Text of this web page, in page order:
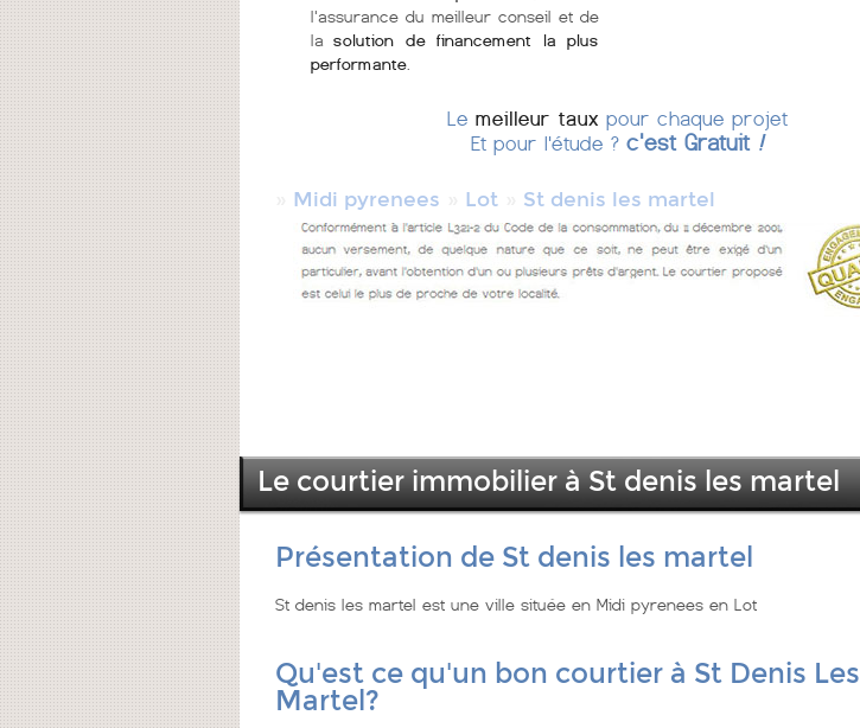
l'assurance du meilleur conseil et de
lasolution de financement la plus
performante
Le meilleur taux pour chaque projet
Et pour l'étude ?c'est Gratuit !
Midi pyrenees Lot St denis les martel
Le courtier immobilier à St denis les martel
Présentation de St denis les martel
St denis les martel est une ville située en Midi pyrenees en Lot
Qu'est ce qu'un bon courtier à St Denis Les
Martel?